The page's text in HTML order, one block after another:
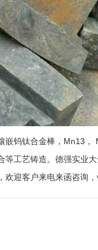
嵌钨钛合金棒，Mn13
等工艺铸造。德强实业
欢迎客户来电来函咨询